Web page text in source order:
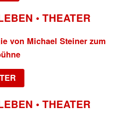
• THEATER
von Michael Steiner zum
• THEATER